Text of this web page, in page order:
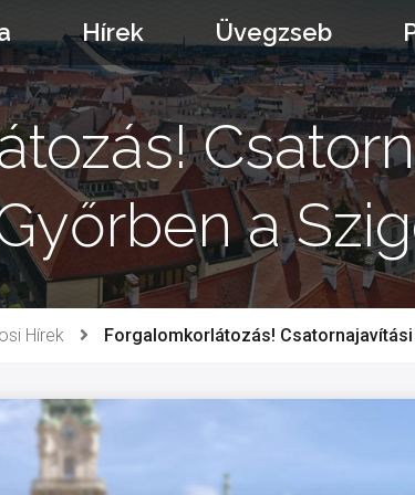
Hírek Üvegzseb
a
Hírek Forgalomkorlátozás!